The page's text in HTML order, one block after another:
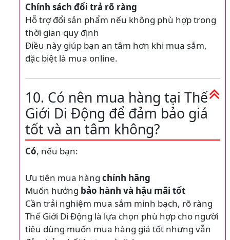
Chính sách đổi trả rõ ràng
Hỗ trợ đổi sản phẩm nếu không phù hợp trong
thời gian quy định
Điều này giúp bạn an tâm hơn khi mua sắm,
đặc biệt là mua online.
10. Có nên mua hàng tại Thế
Giới Di Động để đảm bảo giá
tốt và an tâm không?
Có, nếu bạn:
Ưu tiên mua hàng chính hãng
Muốn hưởng bảo hành và hậu mãi tốt
Cần trải nghiệm mua sắm minh bạch, rõ ràng
Thế Giới Di Động là lựa chọn phù hợp cho người
tiêu dùng muốn mua hàng giá tốt nhưng vẫn